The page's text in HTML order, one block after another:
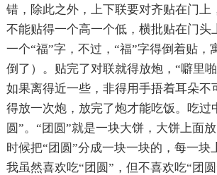
错，除此之外，上下联要对齐贴在门上
不能贴得一个高一个低，横批贴在门头
一个“福”字，不过，“福”字得倒着贴，
倒了）。贴完了对联就得放炮，“噼里
如果离得近一些，非得用手捂着耳朵不
得放一次炮，放完了炮才能吃饭。吃过
圆”。“团圆”就是一块大饼，大饼上面
时候把“团圆”分成一块一块的，每一块
我虽然喜欢吃“团圆”，但不喜欢吃“团